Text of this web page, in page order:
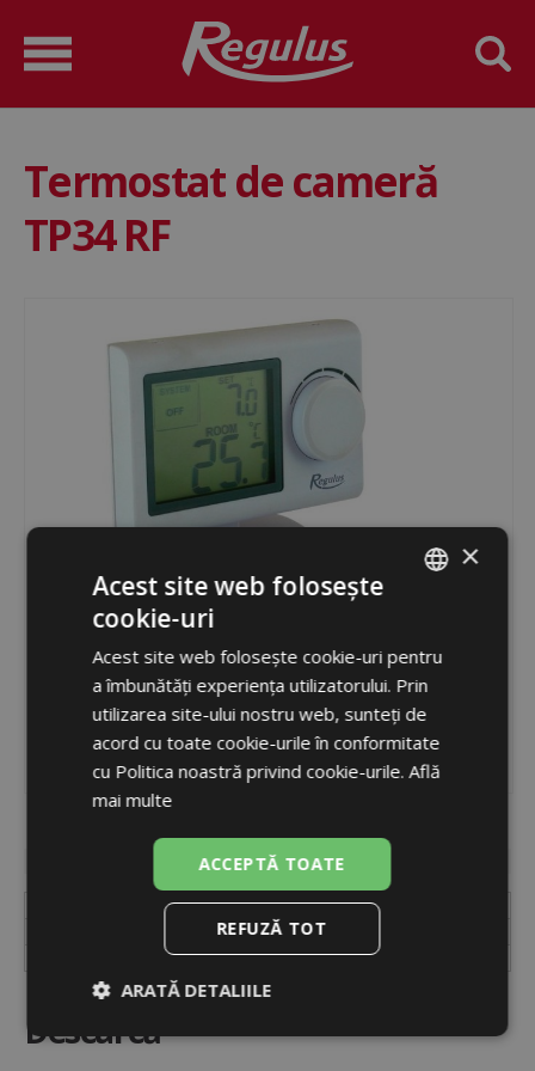
Termostat de cameră
TP34 RF
17692
în stoc
17692
buc.
cutie
Descarcă
ENGLISH
×
Acest site web folosește
cookie-uri
Acest site web folosește cookie-uri pentru
a îmbunătăți experiența utilizatorului. Prin
utilizarea site-ului nostru web, sunteți de
acord cu toate cookie-urile în conformitate
cu Politica noastră privind cookie-urile. Află
mai multe
ACCEPTĂ TOATE
REFUZĂ TOT
ARATĂ DETALIILE
Strict
De
De